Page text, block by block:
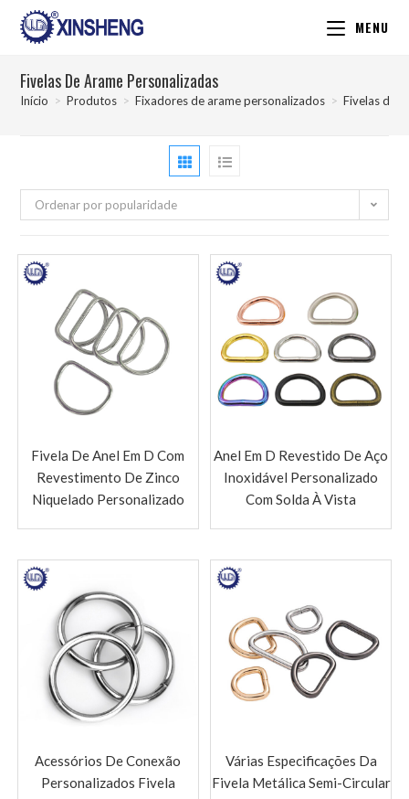
MENU
Fivelas De Arame Personalizadas
Início > Produtos > Fixadores de arame personalizados > Fivelas de
Ordenar por popularidade
Fivela De Anel Em D Com
Revestimento De Zinco
Niquelado Personalizado
Anel Em D Revestido De Aço
Inoxidável Personalizado
Com Solda À Vista
Acessórios De Conexão
Personalizados Fivela
Várias Especificações Da
Fivela Metálica Semi-Circular